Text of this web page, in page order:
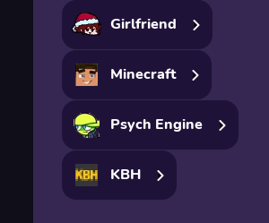
Girlfriend
Minecraft
Psych Engine
KBH